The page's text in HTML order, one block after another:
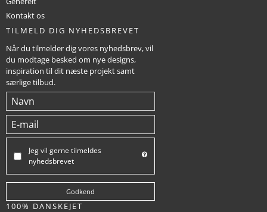
Kontakt os
TILMELD DIG NYHEDSBREVET
Når du tilmelder dig vores nyhedsbrev, vil
du modtage besked om nye designs,
inspiration til dit næste projekt samt
særlige tilbud.
Jeg vil gerne tilmeldes
nyhedsbrevet
Godkend
100% DANSKEJET